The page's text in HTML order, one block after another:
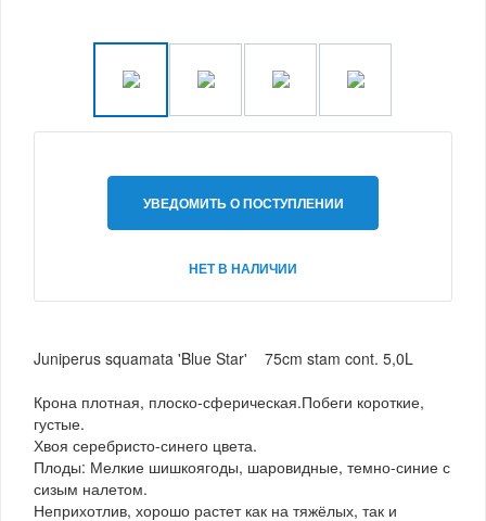
УВЕДОМИТЬ О ПОСТУПЛЕНИИ
НЕТ В НАЛИЧИИ
Juniperus squamata 'Blue Star' 75cm stam cont. 5,0L
Крона плотная, плоско-сферическая.Побеги короткие,
густые.
Хвоя серебристо-синего цвета.
Плоды: Мелкие шишкоягоды, шаровидные, темно-синие с
сизым налетом.
Неприхотлив, хорошо растет как на тяжёлых, так и